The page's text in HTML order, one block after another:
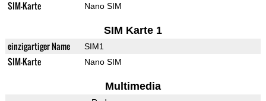
SIM-Karte Nano SIM
SIM Karte 1
einzigartiger Name SIM1
SIM-Karte Nano SIM
Multimedia